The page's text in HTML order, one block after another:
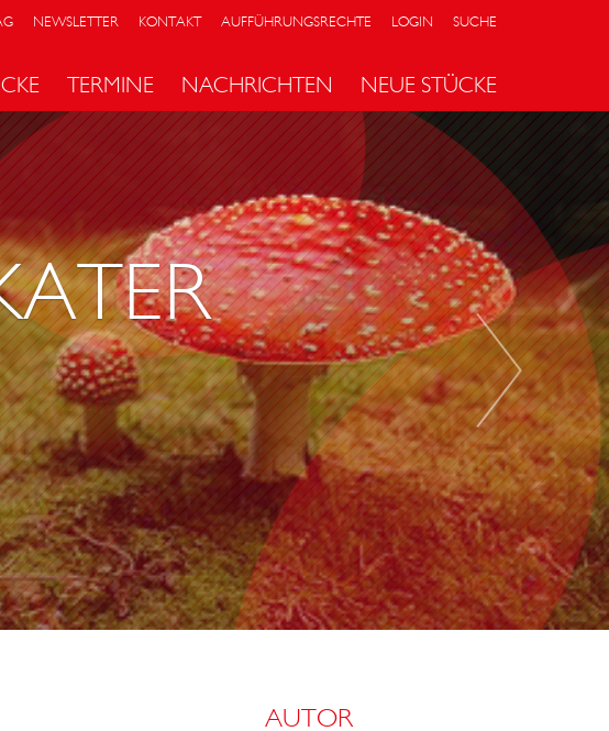
NEWSLETTER KONTAKT AUFFÜHRUNGSRECHTE LOGIN SUCHE
TERMINE NACHRICHTEN
NEUE STÜCKE
T
R
C
H
E
N
S
M
O
N
D
F
A
AUTOR